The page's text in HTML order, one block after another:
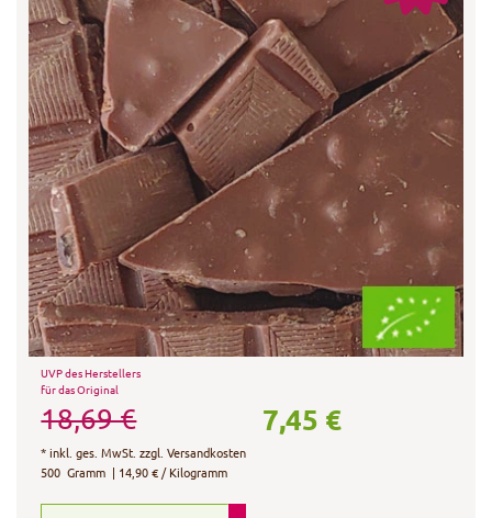
UVP des Herstellers
für das Original
18,69 € 7,45 €
*inkl. ges. MwSt. zzgl.Versandkosten
500 Gramm | 14,90 € / Kilogramm